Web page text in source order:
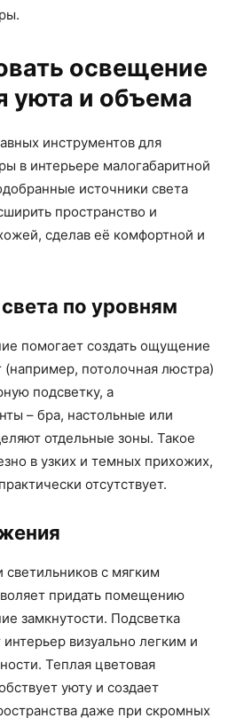
освещение
уюта и объема
инструментов для
в интерьере малогабаритной
источники света
пространство и
сделав её комфортной и
по уровням
помогает создать ощущение
(например, потолочная люстра)
подсветку, а
– бра, настольные или
отдельные зоны. Такое
в узких и темных прихожих,
отсутствует.
светильников с мягким
придать помещению
замкнутости. Подсветка
визуально легким и
Теплая цветовая
уюту и создает
даже при скромных